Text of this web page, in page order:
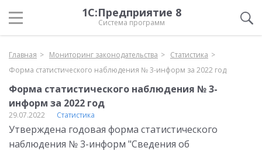
1С:Предприятие 8
Система программ
Главная Мониторинг законодательства
Статистика
Форма статистического наблюдения № 3-информ за 2022 год
Форма статистического наблюдения № 3-
информ за 2022 год
29.07.2022 Статистика
Утверждена годовая форма статистического
наблюдения № 3-информ "Сведения об